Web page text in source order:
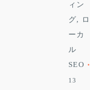
ィン
グ
ロ
ーカ
ル
SEO
13